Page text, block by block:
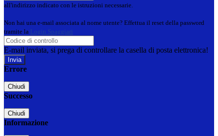
all'indirizzo indicato con le istruzioni necessarie.
Non hai una e-mail associata al nome utente? Effettua il reset della password
tramite la Login Spaggiari
E-mail inviata, si prega di controllare la casella di posta elettronica!
Errore
Chiudi
Successo
Chiudi
Informazione